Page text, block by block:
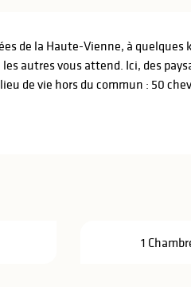
de la Haute-Vienne, à
autres vous attend. Ici, des
de vie hors du commun : 50
1